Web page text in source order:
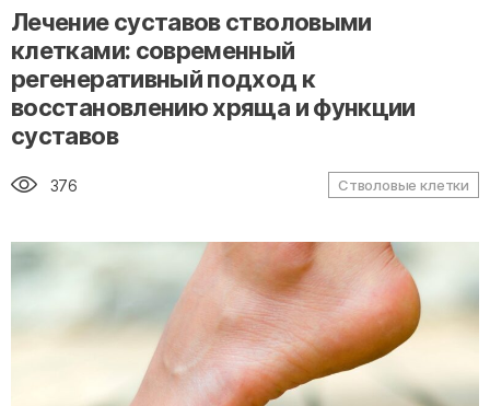
" alt="loading" class="img-responsive"/>
Лечение суставов стволовыми
клетками: современный
регенеративный подход к
восстановлению хряща и функции
суставов
376 Стволовые клетки